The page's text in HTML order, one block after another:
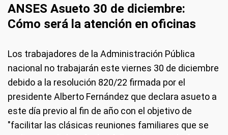
ANSES Asueto 30 de diciembre:
Cómo será la atención en oficinas
Los trabajadores de la Administración Pública
nacional no trabajarán este viernes 30 de diciembre
debido a la resolución 820/22 firmada por el
presidente Alberto Fernández que declara asueto a
este día previo al fin de año con el objetivo de
"facilitar las clásicas reuniones familiares que se